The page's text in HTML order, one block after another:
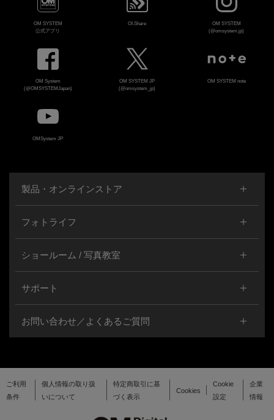
OM SYSTEM
公式アプリ
OI.Share
OM SYSTEM
(@omsystem.jp)
OM System
(@OMSYSTEMJapan)
OM SYSTEM JP
(@omsystem_jp)
OM SYSTEM note
OMSystem JP
製品・オンラインストア
フォトライフ
ショールーム / 写真教室
サポート
お問い合わせ／よくあるご質問
ご利用
条件
個人情報の取り扱
いについて
特定商取引に基
づく表示
Cookies
Cookie
設定
企業
情報